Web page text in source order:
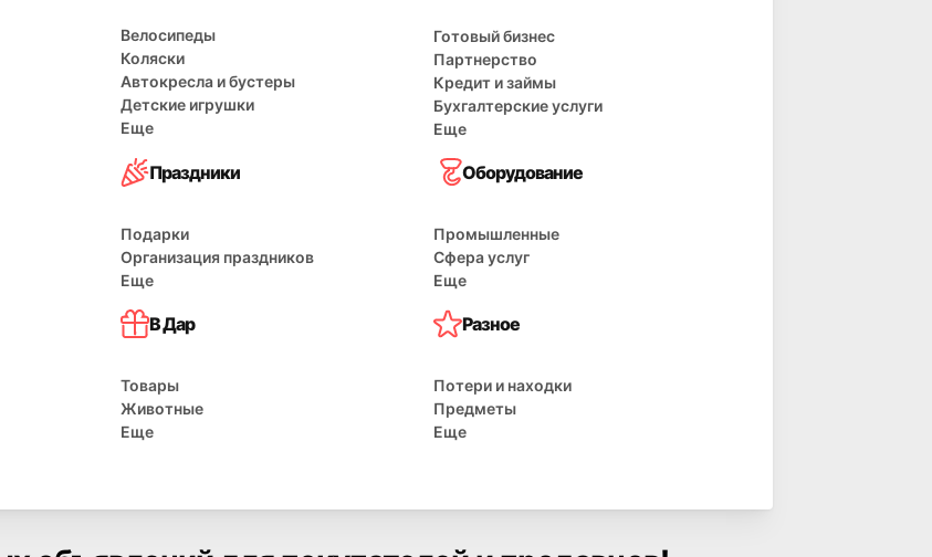
Велосипеды
Коляски
Автокресла и бустеры
Детские игрушки
Еще
Готовый бизнес
Партнерство
Кредит и займы
Бухгалтерские услуги
Еще
Праздники
Подарки
Организация праздников
Еще
Оборудование
Промышленные
Сфера услуг
Еще
В Дар
Товары
Животные
Еще
Разное
Потери и находки
Предметы
Еще